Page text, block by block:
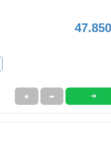
★ ➦ ➜